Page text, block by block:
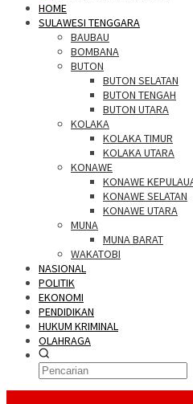
HOME
SULAWESI TENGGARA
BAUBAU
BOMBANA
BUTON
BUTON SELATAN
BUTON TENGAH
BUTON UTARA
KOLAKA
KOLAKA TIMUR
KOLAKA UTARA
KONAWE
KONAWE
KONAWE SELATAN
KONAWE UTARA
MUNA
MUNA BARAT
WAKATOBI
NASIONAL
POLITIK
EKONOMI
PENDIDIKAN
HUKUM KRIMINAL
OLAHRAGA